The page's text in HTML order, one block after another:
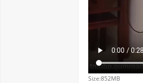
Size:852MB